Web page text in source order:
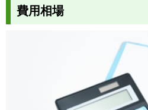
費用相場